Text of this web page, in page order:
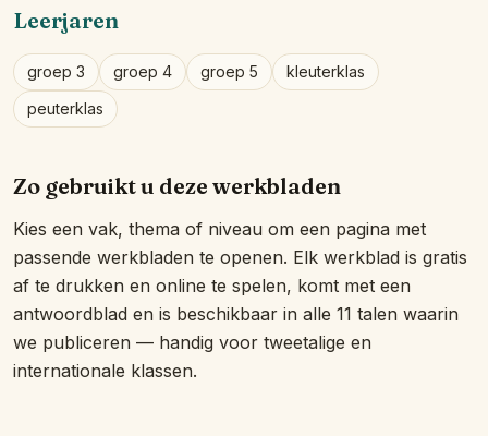
Leerjaren
groep 3 groep 4 groep 5
kleuterklas
peuterklas
Zo gebruikt u deze werkbladen
Kies een vak, thema of niveau om een pagina met
passende werkbladen te openen. Elk werkblad is gratis
af te drukken en online te spelen, komt met een
antwoordblad en is beschikbaar in alle 11 talen waarin
we publiceren — handig voor tweetalige en
internationale klassen.